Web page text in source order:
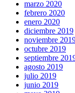
marzo 2020
febrero 2020
enero 2020
diciembre 2019
noviembre
octubre 2019
septiembre
agosto 2019
julio 2019
junio 2019